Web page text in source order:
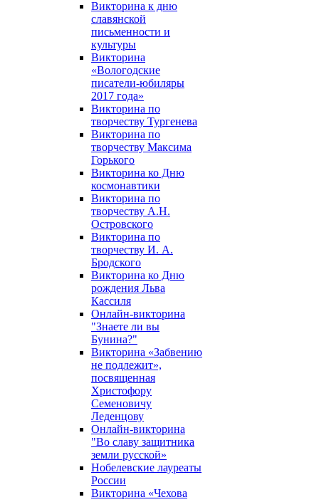
Викторина к дню
славянской
письменности и
культуры
Викторина
«Вологодские
писатели-юбиляры
2017 года»
Викторина по
творчеству Тургенева
Викторина по
творчеству Максима
Горького
Викторина ко Дню
космонавтики
Викторина по
творчеству А.Н.
Островского
Викторина по
творчеству И. А.
Бродского
Викторина ко Дню
рождения Льва
Кассиля
Онлайн-викторина
"Знаете ли вы
Бунина?"
Викторина «Забвению
не подлежит»,
посвященная
Христофору
Семеновичу
Леденцову
Онлайн-викторина
"Во славу защитника
земли русской»
Нобелевские лауреаты
России
Викторина «Чехова